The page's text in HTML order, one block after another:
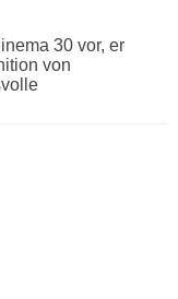
30 vor, er
von